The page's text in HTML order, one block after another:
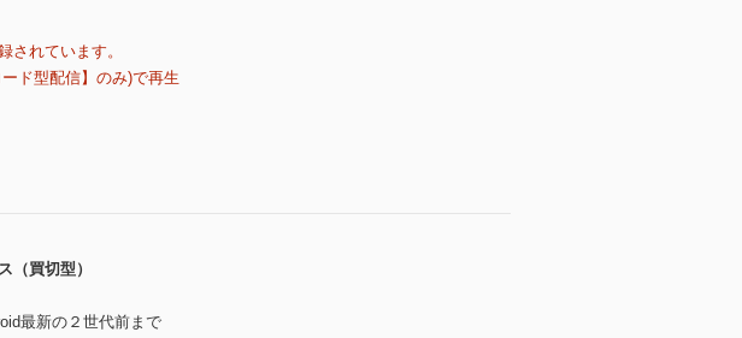
されています。
ド型配信】のみ)で再生
（買切型）
最新の２世代前まで